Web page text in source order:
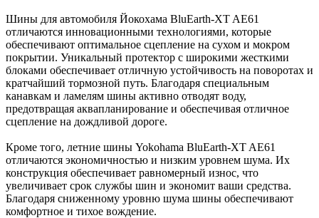
Шины для автомобиля Йокохама BluEarth-XT AE61
отличаются инновационными технологиями, которые
обеспечивают оптимальное сцепление на сухом и мокром
покрытии. Уникальный протектор с широкими жесткими
блоками обеспечивает отличную устойчивость на поворотах и
кратчайший тормозной путь. Благодаря специальным
канавкам и ламелям шины активно отводят воду,
предотвращая аквапланирование и обеспечивая отличное
сцепление на дождливой дороге.
Кроме того, летние шины Yokohama BluEarth-XT AE61
отличаются экономичностью и низким уровнем шума. Их
конструкция обеспечивает равномерный износ, что
увеличивает срок службы шин и экономит ваши средства.
Благодаря сниженному уровню шума шины обеспечивают
комфортное и тихое вождение.